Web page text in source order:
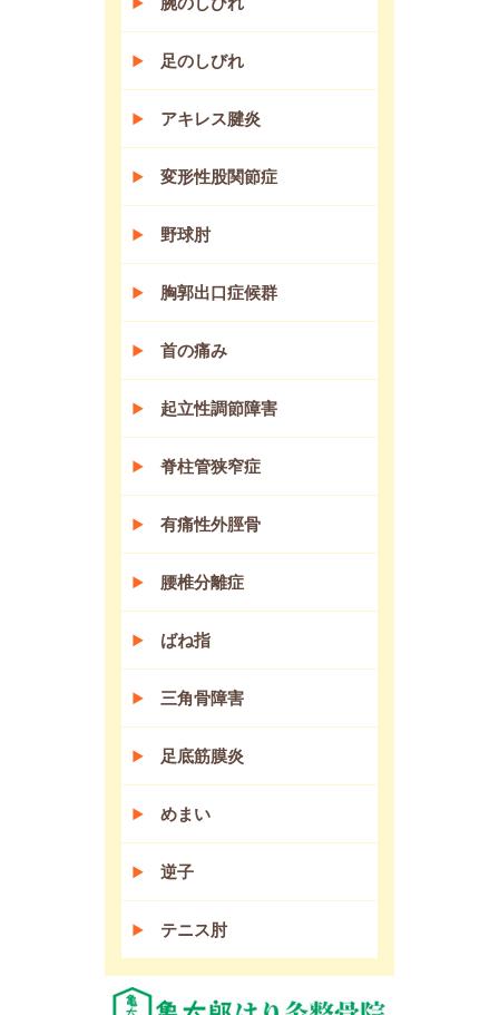
足のしびれ
アキレス腱炎
変形性股関節症
野球肘
胸郭出口症候群
首の痛み
起立性調節障害
脊柱管狭窄症
有痛性外脛骨
腰椎分離症
ばね指
三角骨障害
足底筋膜炎
めまい
逆子
テニス肘